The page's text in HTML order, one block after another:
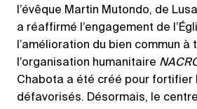
l’évêque Martin Mutondo, de
a réaffirmé l’engagement de
l’amélioration du bien commun à
l’organisation humanitaire
Chabota a été créé pour fortifier
défavorisés. Désormais, le